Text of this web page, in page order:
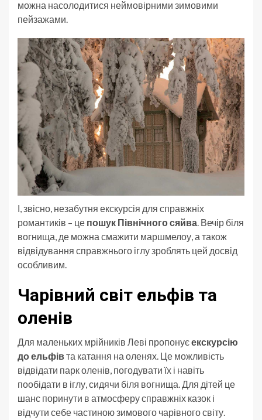
можна насолодитися неймовірними зимовими
пейзажами.
І, звісно, незабутня екскурсія для справжніх
романтиків – це пошук Північного сяйва. Вечір біля
вогнища, де можна смажити маршмелоу, а також
відвідування справжнього іглу зроблять цей досвід
особливим.
Чарівний світ ельфів та
оленів
Для маленьких мрійників Леві пропонуєекскурсію
до ельфівта катання на оленях. Це можливість
відвідати парк оленів, погодувати їх і навіть
пообідати в іглу, сидячи біля вогнища. Для дітей це
шанс поринути в атмосферу справжніх казок і
відчути себе частиною зимового чарівного світу.